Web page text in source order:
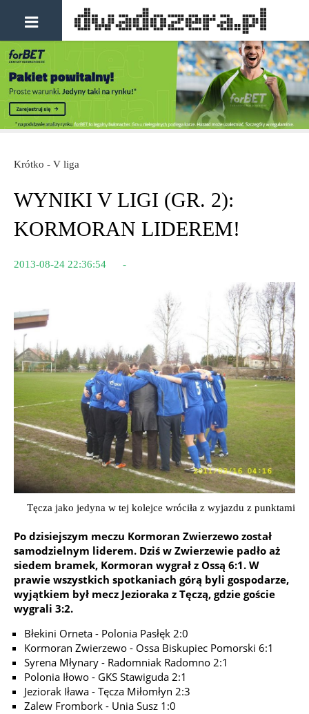
Krótko - V liga
WYNIKI V LIGI (GR. 2):
KORMORAN LIDEREM!
2013-08-24 22:36:54 -
Tęcza jako jedyna w tej kolejce wróciła z wyjazdu z punktami
Po dzisiejszym meczu Kormoran Zwierzewo został
samodzielnym liderem. Dziś w Zwierzewie padło aż
siedem bramek, Kormoran wygrał z Ossą 6:1. W
prawie wszystkich spotkaniach górą byli gospodarze,
wyjątkiem był mecz Jezioraka z Tęczą, gdzie goście
wygrali 3:2.
Błekini Orneta - Polonia Pasłęk 2:0
Kormoran Zwierzewo - Ossa Biskupiec Pomorski 6:1
Syrena Młynary - Radomniak Radomno 2:1
Polonia Iłowo - GKS Stawiguda 2:1
Jeziorak Iława - Tęcza Miłomłyn 2:3
Zalew Frombork - Unia Susz 1:0